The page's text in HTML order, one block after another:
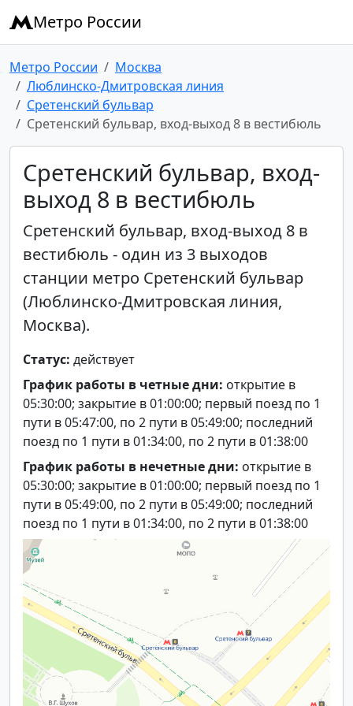
Метро России
Метро России
Москва
Люблинско-Дмитровская линия
Сретенский бульвар
Сретенский бульвар, вход-выход 8 в вестибюль
Сретенский бульвар, вход-
выход 8 в вестибюль
Сретенский бульвар, вход-выход 8 в
вестибюль - один из 3 выходов
станции метро Сретенский бульвар
(Люблинско-Дмитровская линия,
Москва).
Статус: действует
График работы в четные дни: открытие в
05:30:00; закрытие в 01:00:00; первый поезд по 1
пути в 05:47:00, по 2 пути в 05:49:00; последний
поезд по 1 пути в 01:34:00, по 2 пути в 01:38:00
График работы в нечетные дни: открытие в
05:30:00; закрытие в 01:00:00; первый поезд по 1
пути в 05:49:00, по 2 пути в 05:49:00; последний
поезд по 1 пути в 01:34:00, по 2 пути в 01:38:00